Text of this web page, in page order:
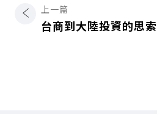
上一篇
台商到大陸投資的思索